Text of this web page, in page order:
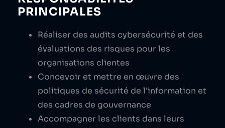
PRINCIPALES
Réaliser des audits cybersécurité et des
évaluations des risques pour les
organisations clientes
Concevoir et mettre en œuvre des
politiques de sécurité de l’information et
des cadres de gouvernance
Accompagner les clients dans leurs